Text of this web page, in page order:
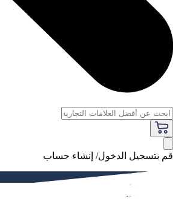
قم بتسجيل الدخول/ إنشاء حساب
فاخر
النساء
الرجال